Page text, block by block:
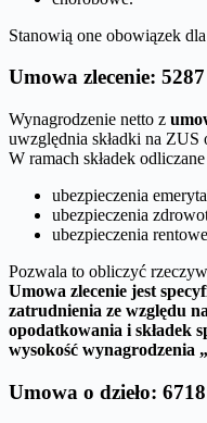
Stanowią one obowiązek
Umowa zlecenie: 5287
Wynagrodzenie netto z
uwzględnia składki na ZUS
W ramach składek odliczane
ubezpieczenia
ubezpieczenia
ubezpieczenia
Pozwala to obliczyć
Umowa zlecenie jest
zatrudnienia ze względu
opodatkowania i składek
wysokość wynagrodzenia
Umowa o dzieło: